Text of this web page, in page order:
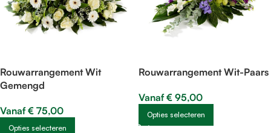
Rouwarrangement Wit
Gemengd
Vanaf€ 75,00
Opties selecteren
Rouwarrangement Wit-Paars
Vanaf€ 95,00
Opties selecteren